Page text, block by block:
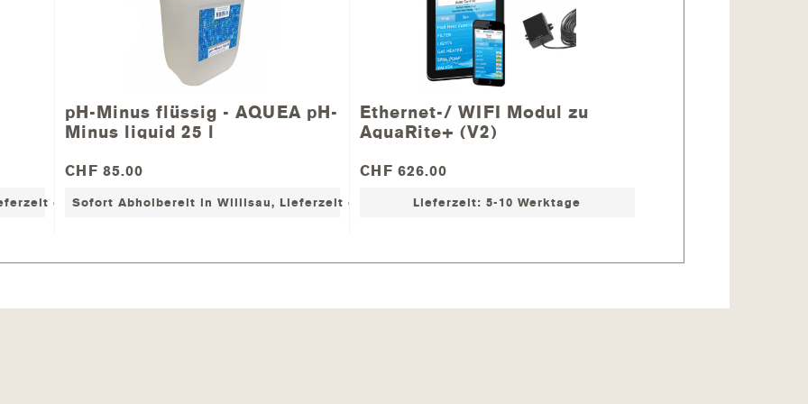
Zugabe des flüssig Chlors
Rx-Werte inbegriffen (Sonde, Flüssig Chlor Dosierpumpe und Impfstelle)
pH-Minus Dosierpumpe und Impfstelle
Chlor Dosierpumpe und Impfstelle
ca. 2-7 Werktage
pH-Minus flüssig - AQUEA pH-
Minus liquid 25 l
CHF 85.00
Sofort Abholbereit in Willisau, Lieferzeit ca. 2-7 Werktage
Ethernet-/ WIFI Modul zu
AquaRite+ (V2)
CHF 626.00
Lieferzeit: 5-10 Werktage